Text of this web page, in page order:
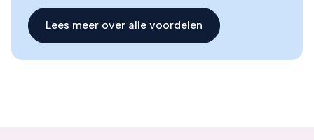
Lees meer over alle voordelen